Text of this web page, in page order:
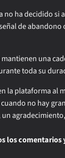
no ha decidido si
de abandono
una
toda su
la plataforma al
no hay
los comentarios